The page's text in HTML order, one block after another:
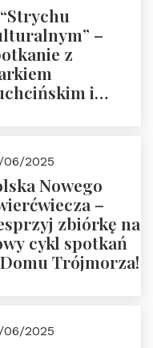
–
z
i
06/2025
Nowego
–
zbiórkę na
cykl spotkań
Trójmorza!
06/2025